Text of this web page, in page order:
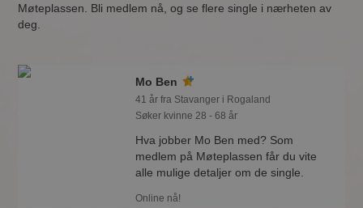
Møteplassen. Bli medlem nå, og se flere single i nærheten av
deg.
Mo Ben
41 år fra Stavanger i Rogaland
Søker kvinne 28 - 68 år
Hva jobber Mo Ben med? Som
medlem på Møteplassen får du vite
alle mulige detaljer om de single.
Online nå!